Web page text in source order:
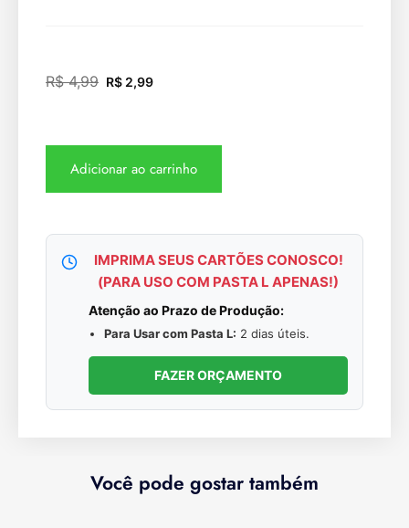
R$4,99 R$ 2,99
Adicionar ao carrinho
IMPRIMA SEUS CARTÕES CONOSCO!
(PARA USO COM PASTA L APENAS!)
Atenção ao Prazo de Produção:
Para Usar com Pasta L: 2 dias úteis.
FAZER ORÇAMENTO
Você pode gostar também